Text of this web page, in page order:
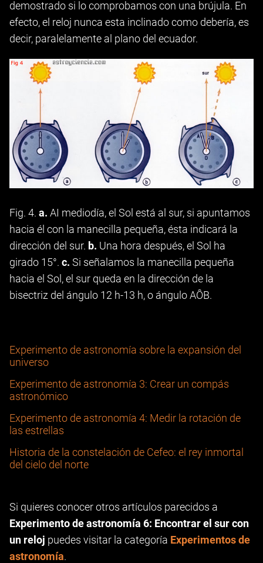
demostrado si lo comprobamos con una brújula. En
efecto, el reloj nunca esta inclinado como debería, es
decir, paralelamente al plano del ecuador.
Fig. 4. a. AI mediodía, el Sol está al sur, si apuntamos
hacia él con la manecilla pequeña, ésta indicará la
dirección del sur. b. Una hora después, el Sol ha
girado 15°. c. Si señalamos la manecilla pequeña
hacia el Sol, el sur queda en la dirección de la
bisectriz del ángulo 12 h-13 h, o ángulo AÔB.
Experimento de astronomía sobre la expansión del
universo
Experimento de astronomía 3: Crear un compás
astronómico
Experimento de astronomía 4: Medir la rotación de
las estrellas
Historia de la constelación de Cefeo: el rey inmortal
del cielo del norte
Si quieres conocer otros artículos parecidos a
Experimento de astronomía 6: Encontrar el sur con
un reloj puedes visitar la categoría Experimentos de
astronomía.